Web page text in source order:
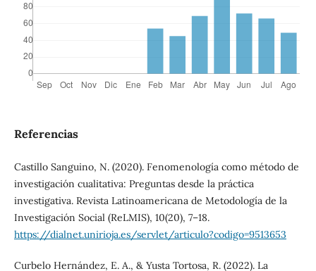
Referencias
Castillo Sanguino, N. (2020). Fenomenología como método de
investigación cualitativa: Preguntas desde la práctica
investigativa. Revista Latinoamericana de Metodología de la
Investigación Social (ReLMIS), 10(20), 7–18.
https://dialnet.unirioja.es/servlet/articulo?codigo=9513653
Curbelo Hernández, E. A., & Yusta Tortosa, R. (2022). La